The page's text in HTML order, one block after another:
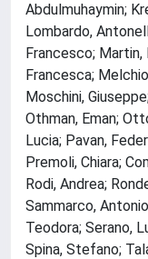
Abdulmuhaymin;
Lombardo,
Francesco;
Francesca;
Moschini,
Othman, Eman;
Lucia; Pavan,
Premoli, Chiara;
Rodi, Andrea;
Sammarco,
Teodora; Serano,
Spina, Stefano;